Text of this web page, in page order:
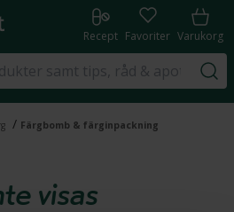
Recept Favoriter Varukorg
/ Färgbomb & färginpackning
visas